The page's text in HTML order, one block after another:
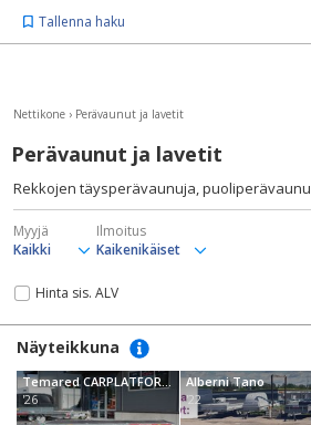
Tallenna haku
Nettikone › Perävaunut ja lavetit
Perävaunut ja lavetit
Rekkojen täysperävaunuja, puoliperävaunu
Myyjä Ilmoitus
Hinta sis. ALV
Näyteikkuna
'26
Alberni Tano
'22